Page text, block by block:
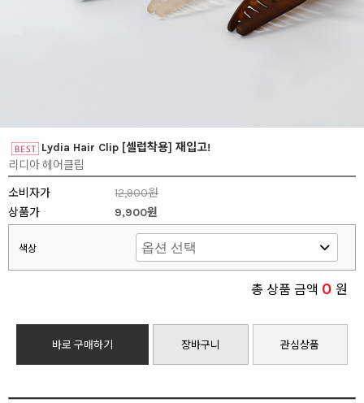
Lydia Hair Clip [셀럽착용] 재입고!
리디아 헤어클립
소비자가
12,900원
상품가
9,900원
색상
총 상품 금액 0 원
바로 구매하기 장바구니 관심상품